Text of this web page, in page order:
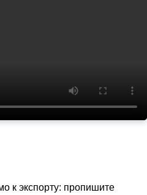
к экспорту: пропишите